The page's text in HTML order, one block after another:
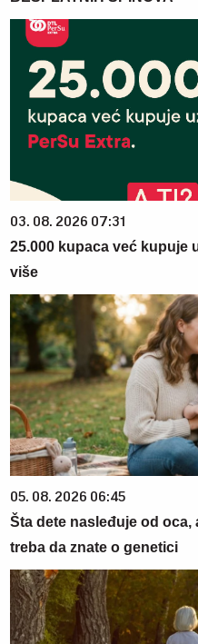
03. 08. 2026 07:31
25.000 kupaca već kupuje
više
05. 08. 2026 06:45
Šta dete nasleđuje od oca,
treba da znate o genetici